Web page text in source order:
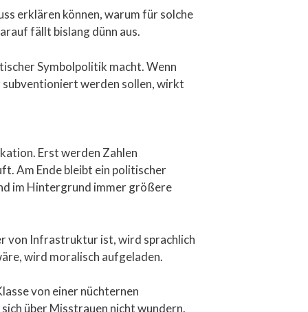
erklären können, warum für solche
fällt bislang dünn aus.
Symbolpolitik macht. Wenn
werden sollen, wirkt
Erst werden Zahlen
Am Ende bleibt ein politischer
im Hintergrund immer größere
von Infrastruktur ist, wird sprachlich
wird moralisch aufgeladen.
von einer nüchternen
über Misstrauen nicht wundern.